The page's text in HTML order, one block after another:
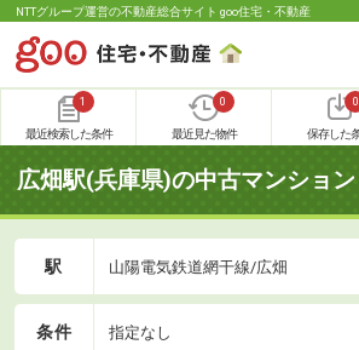
NTTグループ運営の不動産総合サイト goo住宅・不動産
1
最近検索した条件
0
最近見た物件
0
保存した
広畑駅(兵庫県)の中古マンショ
駅 山陽電気鉄道網干線/広畑
条件 指定なし